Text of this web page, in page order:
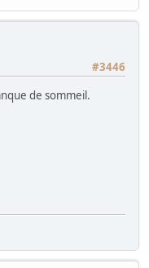
#3446
de sommeil.